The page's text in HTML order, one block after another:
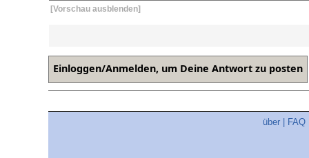
[Vorschau ausblenden]
über FAQ